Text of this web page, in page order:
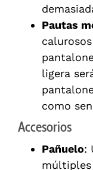
Pautas
ligera
como
Accesorios
Pañuelo:
múltiples